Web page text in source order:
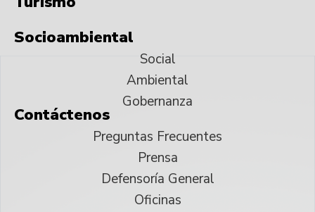
Socioambiental
Social
Ambiental
Gobernanza
Contáctenos
Preguntas Frecuentes
Prensa
Defensoría General
Oficinas